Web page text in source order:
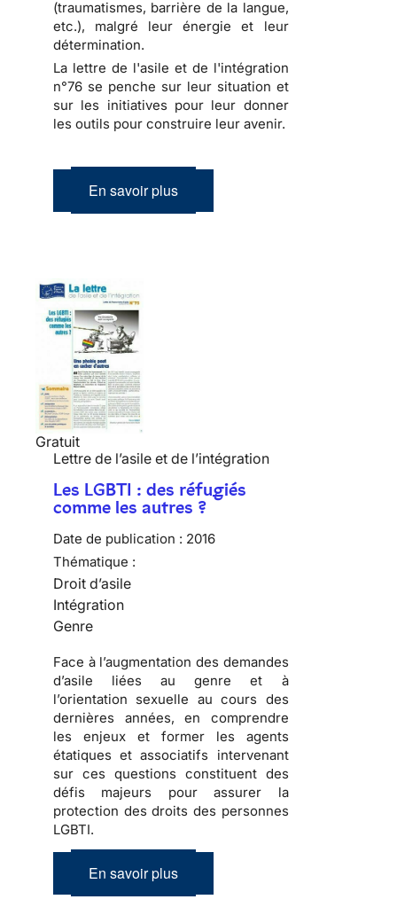
(traumatismes, barrière de la langue,
etc.), malgré leur énergie et leur
détermination.
La lettre de l'asile et de l'intégration
n°76 se penche sur leur situation et
sur les initiatives pour leur donner
les outils pour construire leur avenir.
En savoir plus
Gratuit
Lettre de l’asile et de l’intégration
Les LGBTI : des réfugiés
comme les autres ?
Date de publication : 2016
Thématique :
Droit d’asile
Intégration
Genre
Face à l’augmentation des demandes
d’asile liées au genre et à
l’orientation sexuelle au cours des
dernières années, en comprendre
les enjeux et former les agents
étatiques et associatifs intervenant
sur ces questions constituent des
défis majeurs pour assurer la
protection des droits des personnes
LGBTI.
En savoir plus